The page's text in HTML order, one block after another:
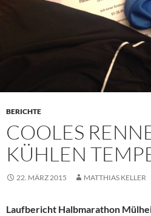
BERICHTE
COOLES
KÜHLEN
22. MÄRZ 2015 MATTHIAS KELLER
Laufbericht Halbmarathon